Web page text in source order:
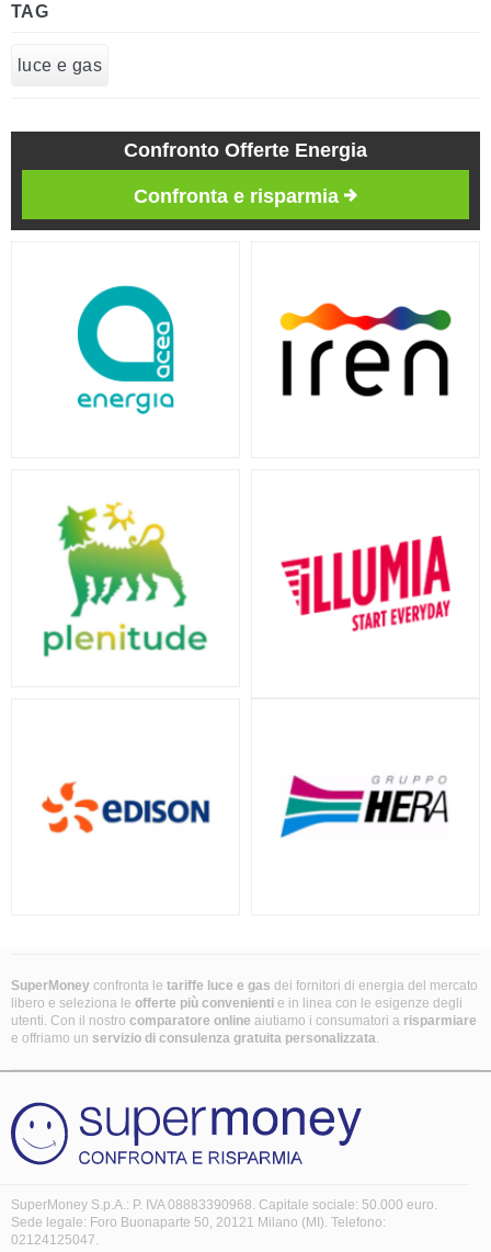
TAG
luce e gas
Confronto Offerte Energia
Confronta e risparmia
SuperMoney confronta le tariffe luce e gas dei fornitori di energia del mercato
libero e seleziona le offerte più convenienti e in linea con le esigenze degli
utenti. Con il nostro comparatore online aiutiamo i consumatori a risparmiare
e offriamo un servizio di consulenza gratuita personalizzata.
SuperMoney S.p.A.: P. IVA 08883390968. Capitale sociale: 50.000 euro.
Sede legale: Foro Buonaparte 50, 20121 Milano (MI). Telefono:
02124125047.